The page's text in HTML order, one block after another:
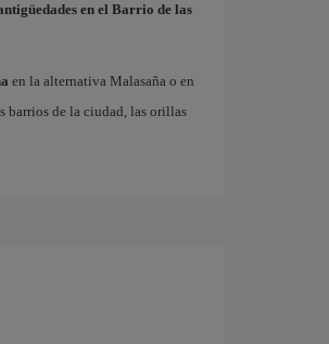
en el Barrio de las
en la alternativa Malasaña o en
barrios de la ciudad, las orillas